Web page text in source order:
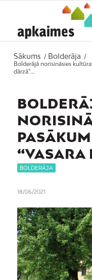
Sākums / Bolderāja
/
Bolderājā norisināsies
dārzā”...
“VASARA
BOLDERĀJA
18/06/2021